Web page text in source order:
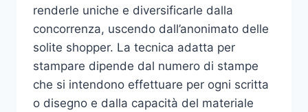
renderle uniche e diversificarle dalla
concorrenza, uscendo dall’anonimato delle
solite shopper. La tecnica adatta per
stampare dipende dal numero di stampe
che si intendono effettuare per ogni scritta
o disegno e dalla capacità del materiale